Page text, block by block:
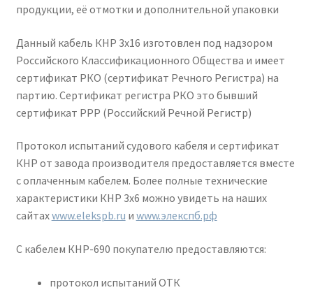
продукции, её отмотки и дополнительной упаковки
Данный кабель КНР 3х16 изготовлен под надзором
Российского Классификационного Общества и имеет
сертификат РКО (сертификат Речного Регистра) на
партию. Сертификат регистра РКО это бывший
сертификат РРР (Российский Речной Регистр)
Протокол испытаний судового кабеля и сертификат
КНР от завода производителя предоставляется вместе
с оплаченным кабелем. Более полные технические
характеристики КНР 3х6 можно увидеть на наших
сайтахwww.elekspb.ru и www.элекспб.рф
С кабелем КНР-690 покупателю предоставляются:
протокол испытаний ОТК